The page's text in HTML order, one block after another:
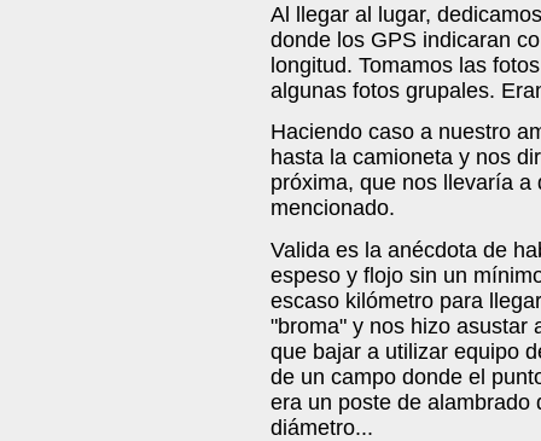
Al llegar al lugar,
donde los GPS indicaran
longitud. Tomamos las
algunas fotos grupales.
Haciendo caso a nuestro
hasta la camioneta y nos
próxima, que nos llevaría
mencionado.
Valida es la anécdota de
espeso y flojo sin un
escaso kilómetro para
"broma" y nos hizo asustar
que bajar a utilizar equipo
de un campo donde el
era un poste de alambrado
diámetro...